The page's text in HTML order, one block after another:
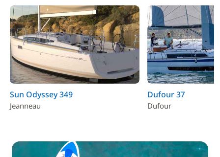
Sun Odyssey 349
Jeanneau
Dufour 37
Dufour